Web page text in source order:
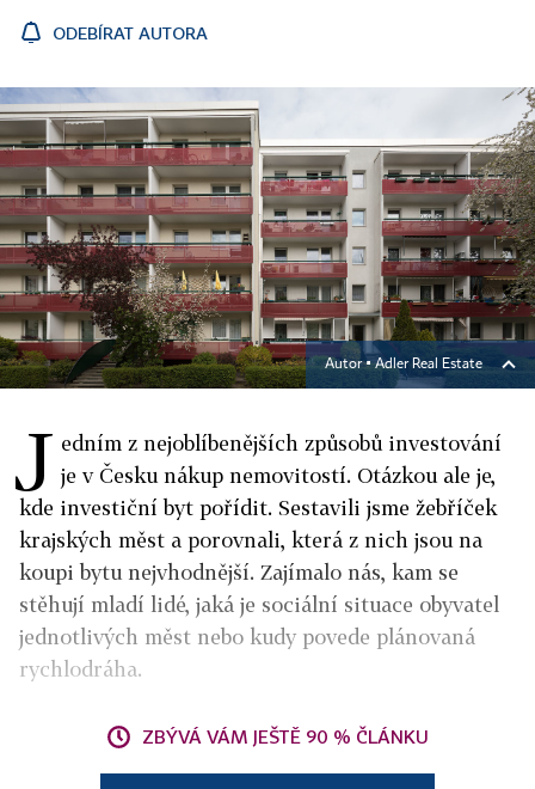
ODEBÍRAT AUTORA
Autor ▪Adler Real Estate
J edním z nejoblíbenějších způsobů investování
je v Česku nákup nemovitostí. Otázkou ale je,
kde investiční byt pořídit. Sestavili jsme žebříček
krajských měst a porovnali, která z nich jsou na
koupi bytu nejvhodnější. Zajímalo nás, kam se
stěhují mladí lidé, jaká je sociální situace obyvatel
jednotlivých měst nebo kudy povede plánovaná
rychlodráha.
ZBÝVÁ VÁM JEŠTĚ 90 % ČLÁNKU